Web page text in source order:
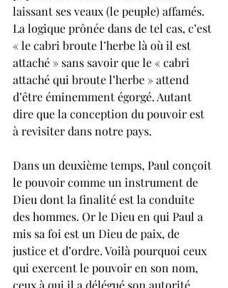
laissant ses veaux (le peuple) affamés.
La logique prônée dans de tel cas, c’est
« le cabri broute l’herbe là où il est
attaché » sans savoir que le « cabri
attaché qui broute l’herbe » attend
d’être éminemment égorgé. Autant
dire que la conception du pouvoir est
à revisiter dans notre pays.
Dans un deuxième temps, Paul conçoit
le pouvoir comme un instrument de
Dieu dont la finalité est la conduite
des hommes. Or le Dieu en qui Paul a
mis sa foi est un Dieu de paix, de
justice et d’ordre. Voilà pourquoi ceux
qui exercent le pouvoir en son nom,
ceux à qui il a délégué son autorité,